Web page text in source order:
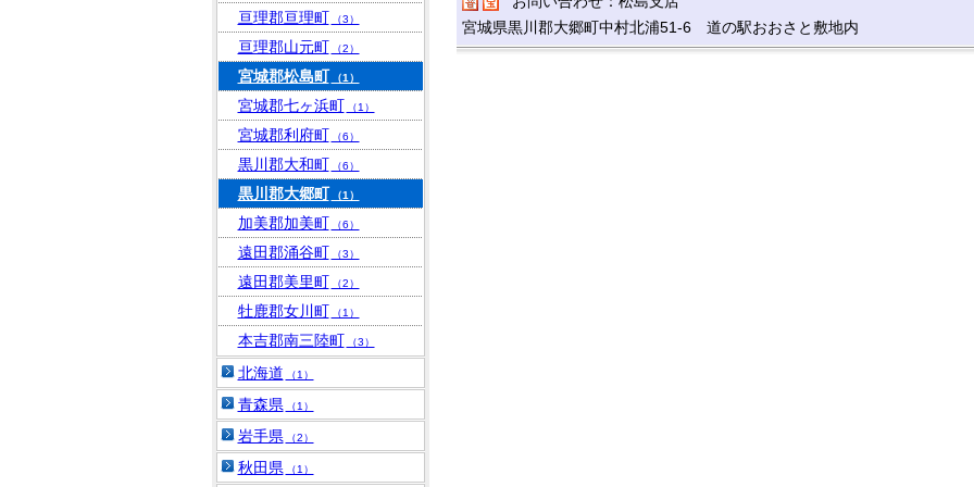
宮城県黒川郡大郷町中村北浦51-6 道の駅おおさと敷地内
亘理郡亘理町 （3）
亘理郡山元町 （2）
宮城郡松島町 （1）
宮城郡七ヶ浜町 （1）
宮城郡利府町 （6）
黒川郡大和町 （6）
黒川郡大郷町 （1）
加美郡加美町 （6）
遠田郡涌谷町 （3）
遠田郡美里町 （2）
牡鹿郡女川町 （1）
本吉郡南三陸町 （3）
北海道 （1）
青森県 （1）
岩手県 （2）
秋田県 （1）